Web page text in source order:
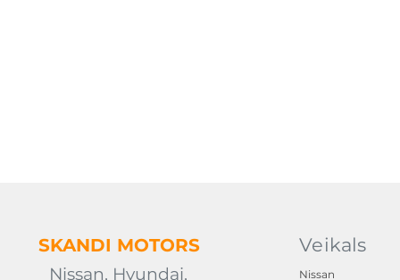
SKANDI MOTORS
Nissan, Hyundai,
Veikals
Nissan